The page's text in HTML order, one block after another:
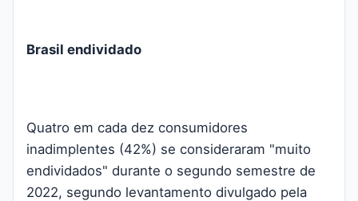
Brasil endividado
Quatro em cada dez consumidores
inadimplentes (42%) se consideraram "muito
endividados" durante o segundo semestre de
2022, segundo levantamento divulgado pela